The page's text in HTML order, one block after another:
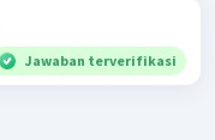
Jawaban terverifikasi